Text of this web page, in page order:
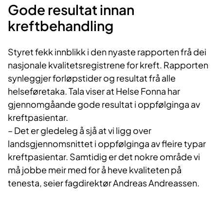
Gode resultat innan
kreftbehandling
Styret fekk innblikk i den nyaste rapporten frå dei
nasjonale kvalitetsregistrene for kreft. Rapporten
synleggjer forløpstider og resultat frå alle
helseføretaka. Tala viser at Helse Fonna har
gjennomgåande gode resultat i oppfølginga av
kreftpasientar.
– Det er gledeleg å sjå at vi ligg over
landsgjennomsnittet i oppfølginga av fleire typar
kreftpasientar. Samtidig er det nokre område vi
må jobbe meir med for å heve kvaliteten på
tenesta, seier fagdirektør Andreas Andreassen.